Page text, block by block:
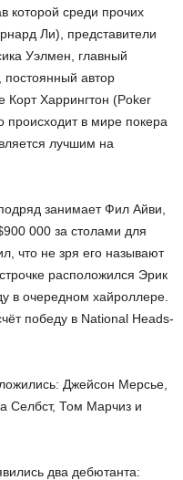
которой среди прочих
Ли), представители
Уэлмен, главный
автор
Корт Харрингтон (Poker
происходит в мире покера
лучшим на
занимает Фил Айви,
000 за столами для
что не зря его называют
расположился Эрик
в очередном хайроллере.
победу в National Heads-
Джейсон Мерсье,
Селбст, Том Марчиз и
два дебютанта: